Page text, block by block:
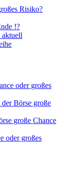
Risiko?
!?
oder großes
Börse große
große Chance
oder großes